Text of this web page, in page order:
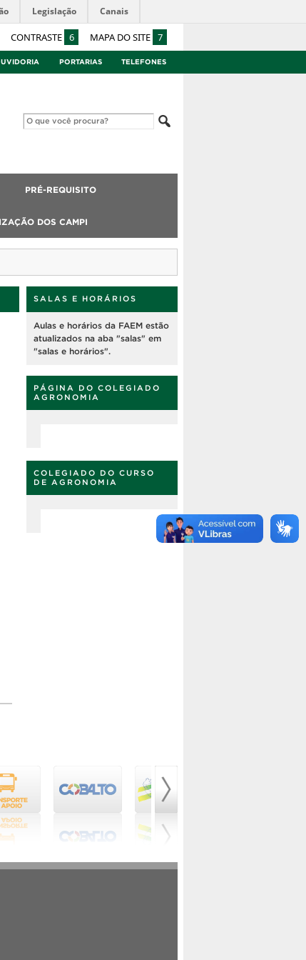
CONTRASTE 6 MAPA DO SITE 7
Legislação Canais
PORTARIAS TELEFONES
PRÉ-REQUISITO
DOS CAMPI
SALAS E HORÁRIOS
Aulas e horários da FAEM estão
atualizados na aba "salas" em
"salas e horários".
PÁGINA DO COLEGIADO
AGRONOMIA
COLEGIADO DO CURSO
DE AGRONOMIA